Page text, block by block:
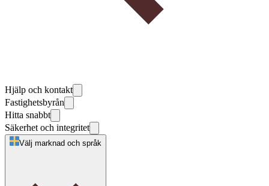
Hjälp och kontakt
Fastighetsbyrån
Hitta snabbt
Säkerhet och integritet
Välj marknad och språk